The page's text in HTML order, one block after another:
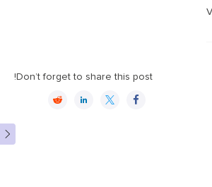
Don’t forget to share this post!




